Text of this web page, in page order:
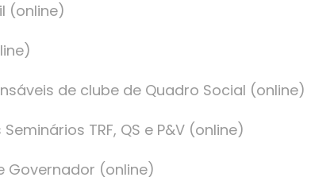
(online)
de clube de Quadro Social (online)
TRF, QS e P&V (online)
Governador (online)